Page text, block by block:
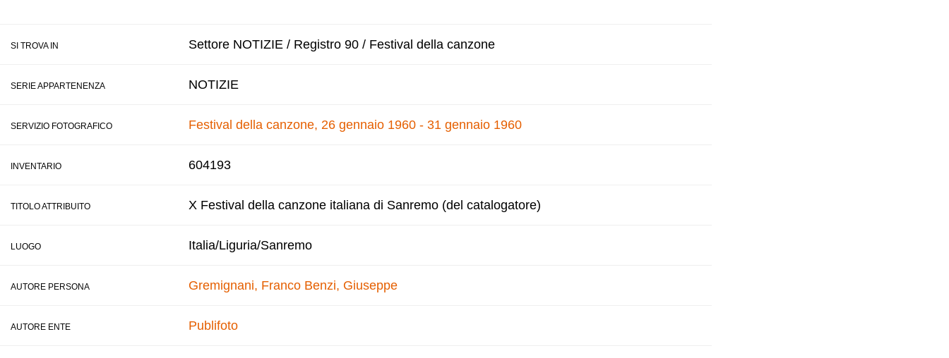
SI TROVA IN Settore NOTIZIE / Registro 90 / Festival della canzone
SERIE APPARTENENZA NOTIZIE
SERVIZIO FOTOGRAFICO Festival della canzone, 26 gennaio 1960 - 31 gennaio 1960
INVENTARIO 604193
TITOLO ATTRIBUITO X Festival della canzone italiana di Sanremo (del catalogatore)
LUOGO Italia/Liguria/Sanremo
AUTORE PERSONA Gremignani, Franco Benzi, Giuseppe
AUTORE ENTE Publifoto